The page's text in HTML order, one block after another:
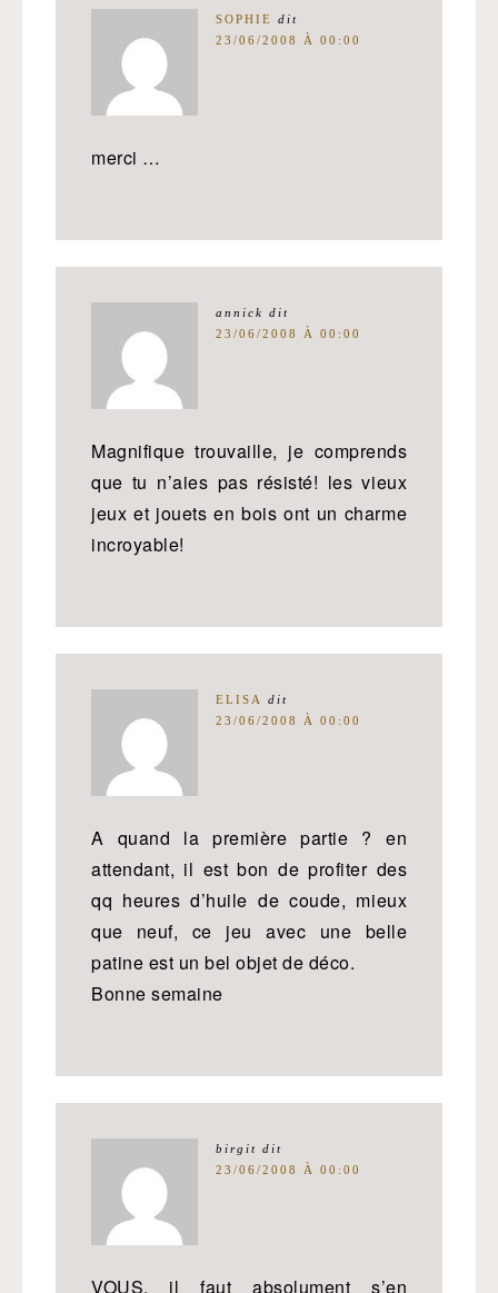
SOPHIE dit
23/06/2008 À 00:00
merci …
annick dit
23/06/2008 À 00:00
Magnifique trouvaille, je comprends
que tu n’aies pas résisté! les vieux
jeux et jouets en bois ont un charme
incroyable!
ELISA
dit
23/06/2008 À 00:00
A quand la première partie ? en
attendant, il est bon de profiter des
qq heures d’huile de coude, mieux
que neuf, ce jeu avec une belle
patine est un bel objet de déco.
Bonne semaine
birgit dit
23/06/2008 À 00:00
VOUS, il faut absolument s’en